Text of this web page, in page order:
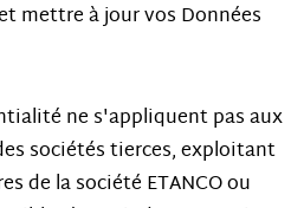
mettre à jour vos Données
ne s'appliquent pas aux
sociétés tierces, exploitant
de la société ETANCO ou